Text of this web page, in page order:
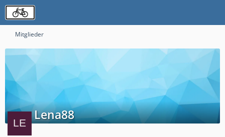
Mitglieder
Lena88